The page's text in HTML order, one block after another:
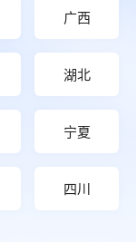
广西
湖北
宁夏
四川